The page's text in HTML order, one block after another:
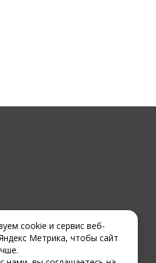
сookie и сервис веб-
Метрика, чтобы сайт